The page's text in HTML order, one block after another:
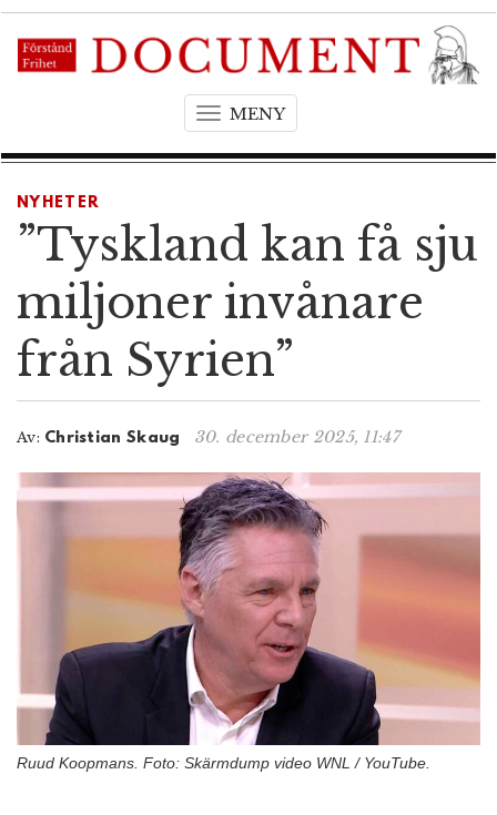
MENYT
g
e
a
i
t
o
n
NYHETER
”Tyskland kan få sju
miljoner invånare
från Syrien”
Av: Christian Skaug 30. december 2025, 11:47
Ruud Koopmans. Foto: Skärmdump video WNL / YouTube.